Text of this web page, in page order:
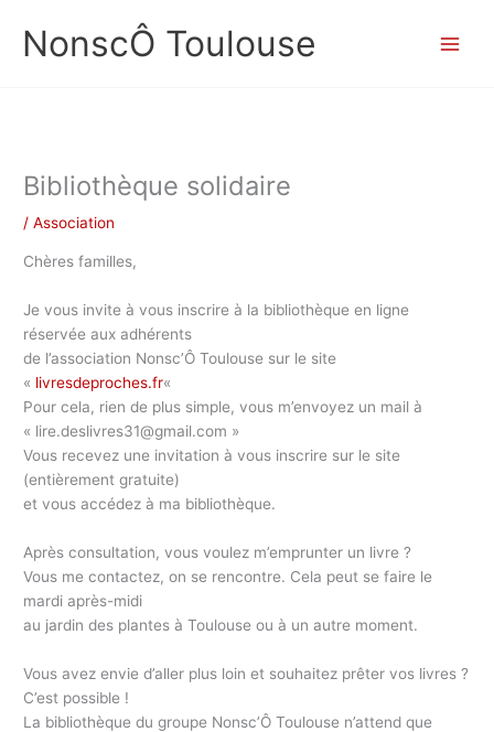
contenu
NonscÔ Toulouse
Bibliothèque solidaire
/Association
Chères familles,
Je vous invite à vous inscrire à la bibliothèque en ligne
réservée aux adhérents
de l’association Nonsc’Ô Toulouse sur le site
« livresdeproches.fr«
Pour cela, rien de plus simple, vous m’envoyez un mail à
« lire.deslivres31@gmail.com »
Vous recevez une invitation à vous inscrire sur le site
(entièrement gratuite)
et vous accédez à ma bibliothèque.
Après consultation, vous voulez m’emprunter un livre ?
Vous me contactez, on se rencontre. Cela peut se faire le
mardi après-midi
au jardin des plantes à Toulouse ou à un autre moment.
Vous avez envie d’aller plus loin et souhaitez prêter vos livres ?
C’est possible !
La bibliothèque du groupe Nonsc’Ô Toulouse n’attend que